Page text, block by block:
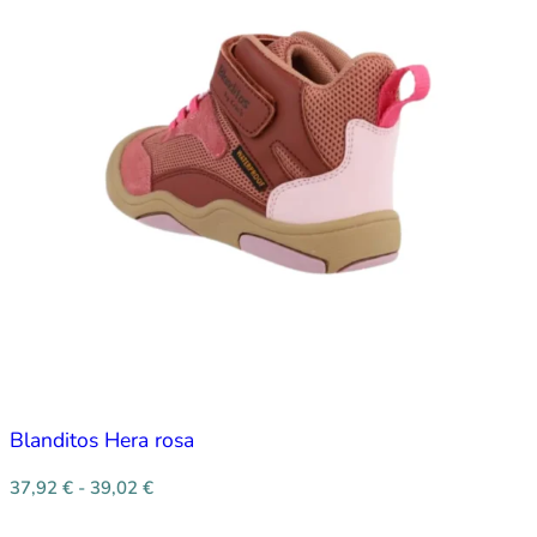
Blanditos Hera rosa
37,92 € - 39,02 €